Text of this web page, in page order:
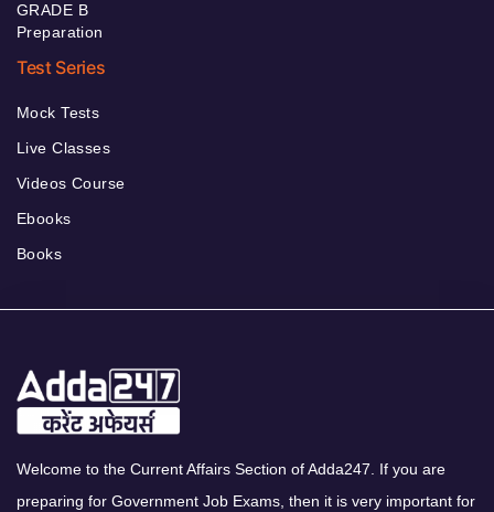
GRADE B
Preparation
Test Series
Mock Tests
Live Classes
Videos Course
Ebooks
Books
Welcome to the Current Affairs Section of Adda247. If you are
preparing for Government Job Exams, then it is very important for